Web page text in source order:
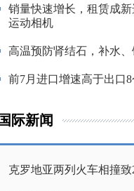
销量快速增长，租赁成
运动相机
高温预防肾结石，补水
前7月进口增速高于出口
际新闻
克罗地亚两列火车相撞致